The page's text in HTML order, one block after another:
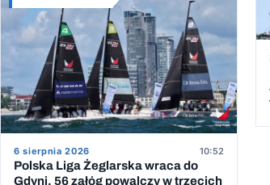
6 sierpnia 2026 10:52
Polska Liga Żeglarska wraca do
Gdyni. 56 załóg powalczy w trzecich